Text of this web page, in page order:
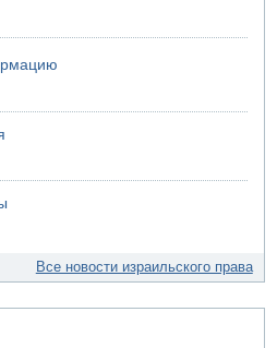
Все новости израильского права